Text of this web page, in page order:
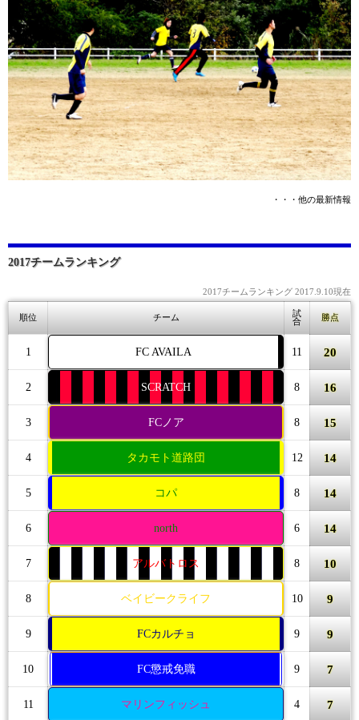
・・・他の最新情報
2017チームランキング
2017チームランキング 2017.9.10現在
順位 チーム
試
合
勝点
1 FC AVAILA 11 20
2 SCRATCH 8 16
3 FCノア 8 15
4 タカモト道路団 12 14
5 コパ 8 14
6 north 6 14
7 アルバトロス 8 10
8 ベイビークライフ 10 9
9 FCカルチョ 9 9
10 FC懲戒免職 9 7
11 マリンフィッシュ 4 7